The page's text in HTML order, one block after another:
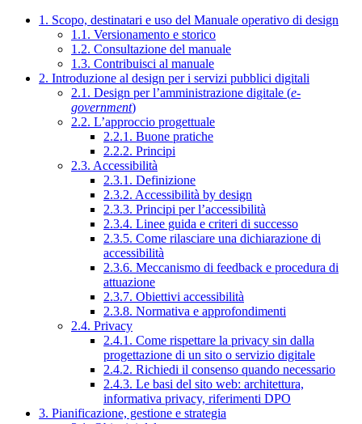
1. Scopo, destinatari e uso del Manuale operativo di design
1.1. Versionamento e storico
1.2. Consultazione del manuale
1.3. Contribuisci al manuale
2. Introduzione al design per i servizi pubblici digitali
2.1. Design per l’amministrazione digitale (e-
government)
2.2. L’approccio progettuale
2.2.1. Buone pratiche
2.2.2. Principi
2.3. Accessibilità
2.3.1. Definizione
2.3.2. Accessibilità by design
2.3.3. Principi per l’accessibilità
2.3.4. Linee guida e criteri di successo
2.3.5. Come rilasciare una dichiarazione di
accessibilità
2.3.6. Meccanismo di feedback e procedura di
attuazione
2.3.7. Obiettivi accessibilità
2.3.8. Normativa e approfondimenti
2.4. Privacy
2.4.1. Come rispettare la privacy sin dalla
progettazione di un sito o servizio digitale
2.4.2. Richiedi il consenso quando necessario
2.4.3. Le basi del sito web: architettura,
informativa privacy, riferimenti DPO
3. Pianificazione, gestione e strategia